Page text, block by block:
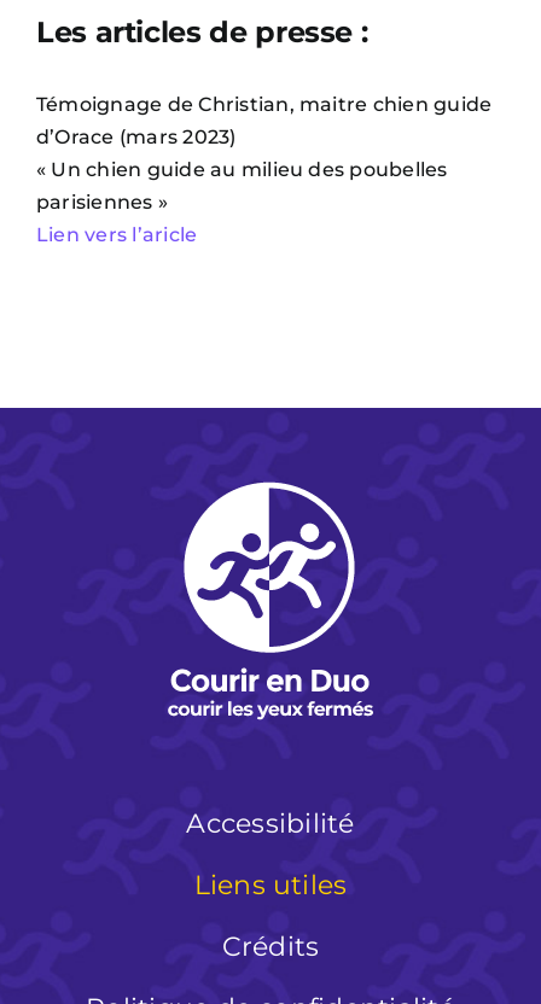
Les articles de presse :
Témoignage de Christian, maitre chien guide
d’Orace (mars 2023)
« Un chien guide au milieu des poubelles
parisiennes »
Lien vers l’aricle
Accessibilité
Liens utiles
Crédits